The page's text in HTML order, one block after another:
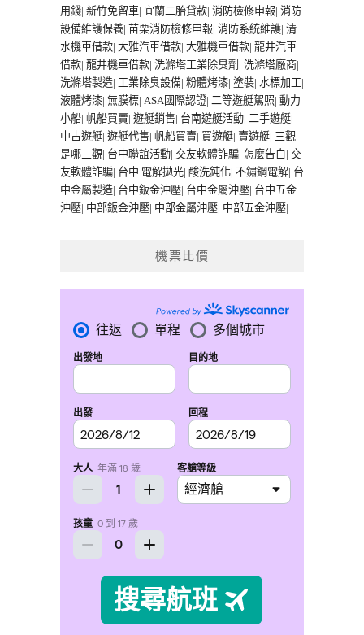
用錢| 新竹免留車| 宜蘭二胎貸款| 消防檢修申報| 消防
設備維護保養| 苗栗消防檢修申報| 消防系統維護| 清
水機車借款| 大雅汽車借款| 大雅機車借款| 龍井汽車
借款| 龍井機車借款| 洗滌塔工業除臭劑 | 洗滌塔廠商|
洗滌塔製造| 工業除臭設備| 粉體烤漆| 塗裝| 水標加工|
液體烤漆| 無膜標| ASA國際認證| 二等遊艇駕照| 動力
小船| 帆船買賣| 遊艇銷售| 台南遊艇活動| 二手遊艇|
中古遊艇| 遊艇代售| 帆船買賣| 買遊艇| 賣遊艇| 三觀
是哪三觀| 台中聯誼活動| 交友軟體詐騙| 怎麼告白| 交
友軟體詐騙| 台中 電解拋光| 酸洗鈍化| 不鏽鋼電解| 台
中金屬製造| 台中鈑金沖壓| 台中金屬沖壓| 台中五金
沖壓| 中部鈑金沖壓| 中部金屬沖壓| 中部五金沖壓|
機票比價